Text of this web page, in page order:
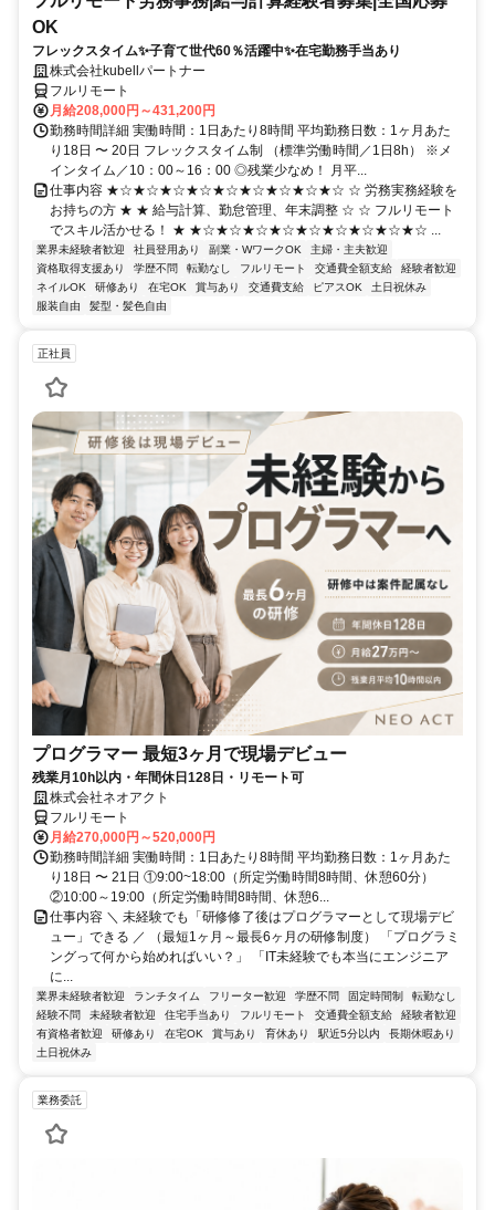
OK
フレックスタイム✨子育て世代60％活躍中✨在宅勤務手当あり
株式会社kubellパートナー
フルリモート
月給208,000円～431,200円
勤務時間詳細 実働時間：1日あたり8時間 平均勤務日数：1ヶ月あた
り18日 〜 20日 フレックスタイム制 （標準労働時間／1日8h） ※メ
インタイム／10：00～16：00 ◎残業少なめ！ 月平...
仕事内容 ★☆★☆★☆★☆★☆★☆★☆★☆★☆ ☆ 労務実務経験を
お持ちの方 ★ ★ 給与計算、勤怠管理、年末調整 ☆ ☆ フルリモート
でスキル活かせる！ ★ ★☆★☆★☆★☆★☆★☆★☆★☆★☆ ...
業界未経験者歓迎 社員登用あり 副業・WワークOK
主婦・主夫歓迎
資格取得支援あり
学歴不問 転勤なし フルリモート 交通費全額支給
経験者歓迎
ネイルOK
研修あり 在宅OK 賞与あり 交通費支給 ピアスOK
土日祝休み
服装自由
髪型・髪色自由
正社員
プログラマー 最短3ヶ月で現場デビュー
残業月10h以内・年間休日128日・リモート可
株式会社ネオアクト
フルリモート
月給270,000円～520,000円
勤務時間詳細 実働時間：1日あたり8時間 平均勤務日数：1ヶ月あた
り18日 〜 21日 ①9:00~18:00（所定労働時間8時間、休憩60分）
②10:00～19:00（所定労働時間8時間、休憩6...
仕事内容 ＼ 未経験でも「研修修了後はプログラマーとして現場デビ
ュー」できる ／ （最短1ヶ月～最長6ヶ月の研修制度） 「プログラミ
ングって何から始めればいい？」 「IT未経験でも本当にエンジニア
に...
業界未経験者歓迎 ランチタイム フリーター歓迎 学歴不問 固定時間制
転勤なし
経験不問
未経験者歓迎 住宅手当あり フルリモート 交通費全額支給
経験者歓迎
有資格者歓迎
研修あり 在宅OK 賞与あり 育休あり 駅近5分以内
長期休暇あり
土日祝休み
業務委託